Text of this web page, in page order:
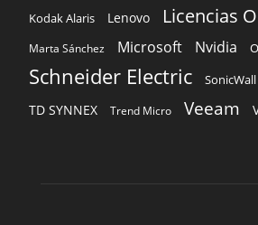
Kodak Alaris Lenovo Licencias
Marta Sánchez Microsoft Nvidia
Schneider Electric SonicWall
TD SYNNEX Trend Micro Veeam